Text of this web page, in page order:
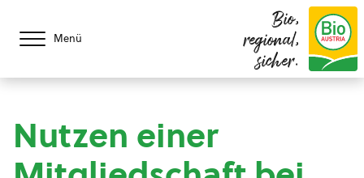
Menü
Bio,
regional,
sicher.
Nutzen einer